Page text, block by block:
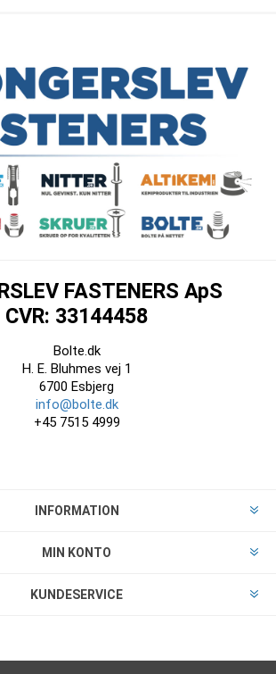
FASTENERS ApS
CVR: 33144458
Bolte.dk
H. E. Bluhmes vej 1
6700 Esbjerg
info@bolte.dk
+45 7515 4999
INFORMATION
MIN KONTO
KUNDESERVICE